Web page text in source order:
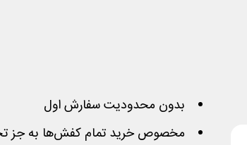
بدون محدودیت سفارش اول
مخصوص خرید تمام کفش‌ها به جز